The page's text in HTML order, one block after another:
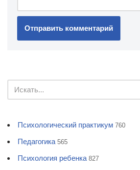
Психологический практикум 760
Педагогика 565
Психология ребенка 827